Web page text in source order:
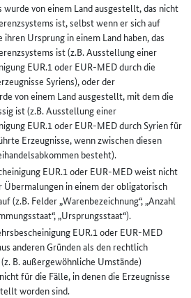
von einem Land ausgestellt, das nicht
ist, selbst wenn er sich auf
ihren Ursprung in einem Land haben, das
ist (z.B. Ausstellung einer
EUR.1 oder EUR-MED durch die
Syriens), oder der
von einem Land ausgestellt, mit dem die
ist (z.B. Ausstellung einer
EUR.1 oder EUR-MED durch Syrien für
Erzeugnisse, wenn zwischen diesen
besteht).
EUR.1 oder EUR-MED weist nicht
Übermalungen in einem der obligatorisch
(z.B. Felder „Warenbezeichnung“, „Anzahl
„Ursprungsstaat“).
EUR.1 oder EUR-MED
anderen Gründen als den rechtlich
B. außergewöhnliche Umstände)
für die Fälle, in denen die Erzeugnisse
worden sind.